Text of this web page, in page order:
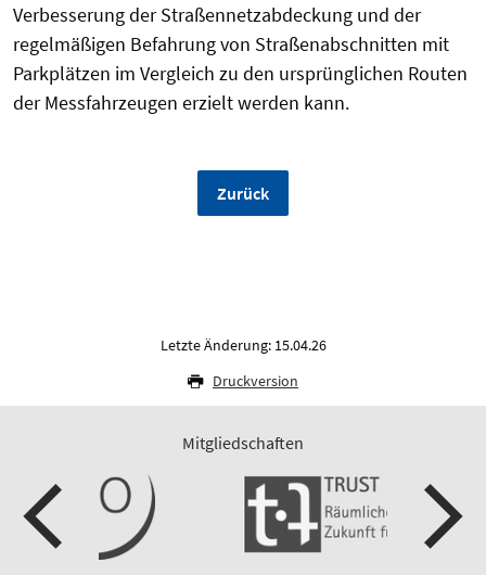
Verbesserung der Straßennetzabdeckung und der
regelmäßigen Befahrung von Straßenabschnitten mit
Parkplätzen im Vergleich zu den ursprünglichen Routen
der Messfahrzeugen erzielt werden kann.
Zurück
Letzte Änderung: 15.04.26
Druckversion
Mitgliedschaften